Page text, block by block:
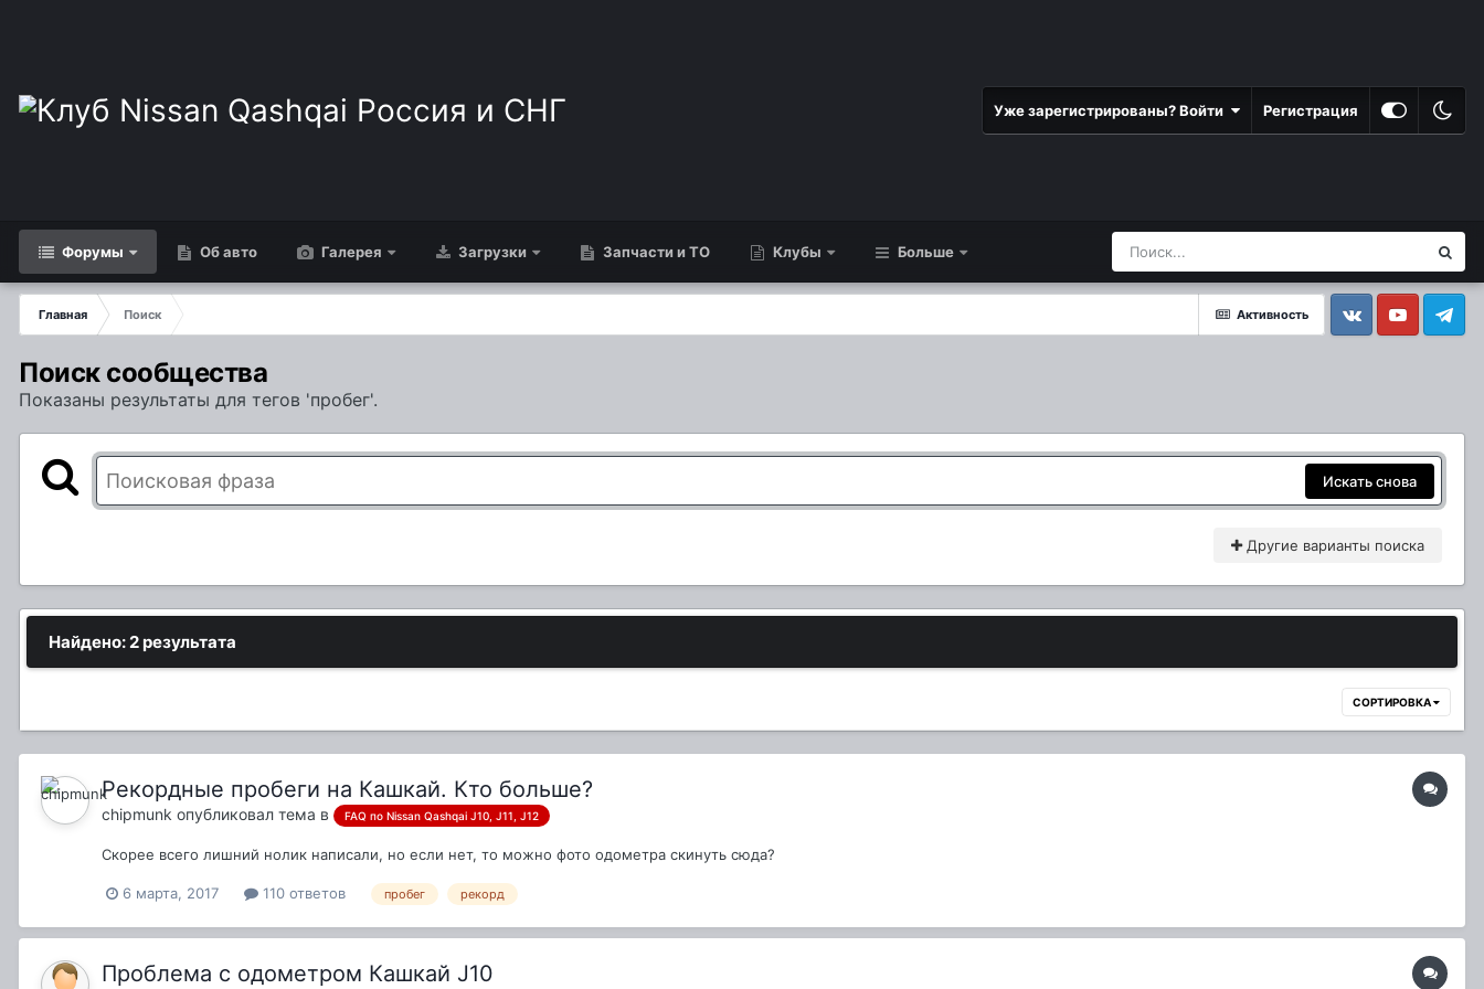
Уже зарегистрированы? Войти Регистрация
Форумы Об авто Галерея Загрузки Запчасти и ТО Клубы Больше
Активность
Главная
Поиск
VkontakteYouTube Telegram
Поиск сообщества
Показаны результаты для тегов 'пробег'.
Искать снова
Другие варианты поиска
Найдено: 2 результата
СОРТИРОВКА
Рекордные пробеги на Кашкай. Кто больше?
chipmunk опубликовал тема в FAQ по Nissan Qashqai J10, J11, J12
Скорее всего лишний нолик написали, но если нет, то можно фото одометра скинуть сюда?
6 марта, 2017 110 ответов пробег рекорд
Проблема с одометром Кашкай J10